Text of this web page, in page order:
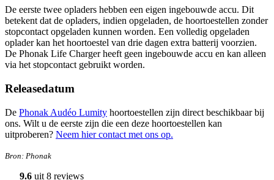
De eerste twee opladers hebben een eigen ingebouwde accu. Dit
betekent dat de opladers, indien opgeladen, de hoortoestellen zonder
stopcontact opgeladen kunnen worden. Een volledig opgeladen
oplader kan het hoortoestel van drie dagen extra batterij voorzien.
De Phonak Life Charger heeft geen ingebouwde accu en kan alleen
via het stopcontact gebruikt worden.
Releasedatum
De Phonak Audéo Lumity hoortoestellen zijn direct beschikbaar bij
ons. Wilt u de eerste zijn die een deze hoortoestellen kan
uitproberen? Neem hier contact met ons op.
Bron: Phonak
9.6 uit 8 reviews